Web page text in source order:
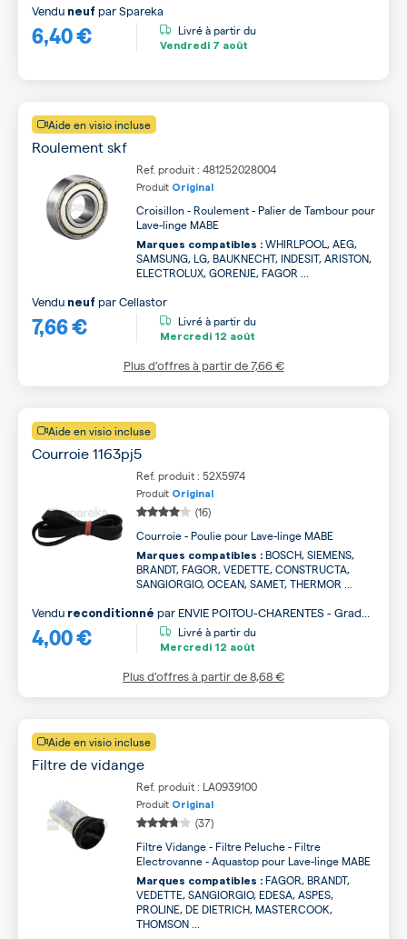
6,40 €
Vendu neuf parSpareka
Livré à partir du
Vendredi 7 août
Aide en visio incluse
Roulement skf
Ref. produit : 481252028004
Produit Original
Croisillon - Roulement - Palier de Tambour pour
Lave-linge MABE
Marques compatibles : WHIRLPOOL, AEG,
SAMSUNG, LG, BAUKNECHT, INDESIT, ARISTON,
ELECTROLUX, GORENJE, FAGOR ...
7,66 €
Vendu neuf parCellastor
Livré à partir du
Mercredi 12 août
Plus d’offres à partir de7,66 €
Aide en visio incluse
Courroie 1163pj5
Ref. produit : 52X5974
Produit Original
(16)
Courroie - Poulie pour Lave-linge MABE
Marques compatibles : BOSCH, SIEMENS,
BRANDT, FAGOR, VEDETTE, CONSTRUCTA,
SANGIORGIO, OCEAN, SAMET, THERMOR ...
4,00 €
Vendu reconditionné par ENVIE POITOU-CHARENTES - Grade
B
Livré à partir du
Mercredi 12 août
Plus d’offres à partir de8,68 €
Aide en visio incluse
Filtre de vidange
Ref. produit : LA0939100
Produit Original
(37)
Filtre Vidange - Filtre Peluche - Filtre
Electrovanne - Aquastop pour Lave-linge MABE
Marques compatibles : FAGOR, BRANDT,
VEDETTE, SANGIORGIO, EDESA, ASPES,
PROLINE, DE DIETRICH, MASTERCOOK,
THOMSON ...